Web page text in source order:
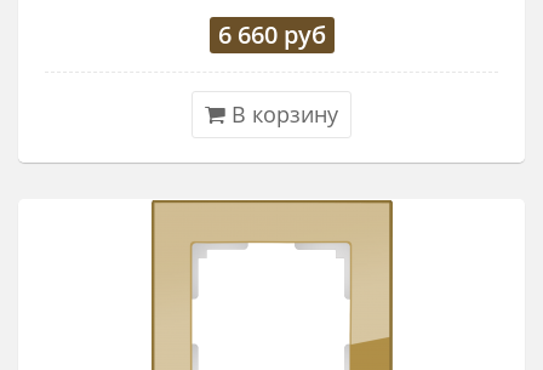
6 660руб
В корзину